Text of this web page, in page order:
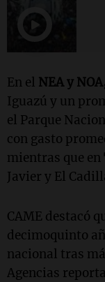
En el NEA y
Iguazú y un
el Parque
con gasto
mientras que en
Javier y El
CAME destacó
decimoquinto
nacional tras
Agencias